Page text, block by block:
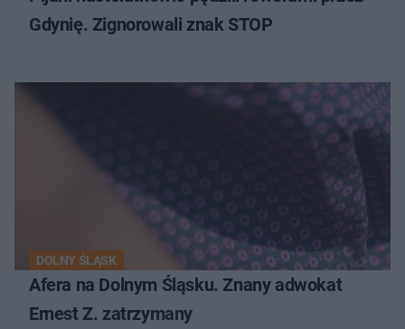
Gdynię. Zignorowali znak STOP
DOLNY ŚLĄSK
Afera na Dolnym Śląsku. Znany adwokat
Ernest Z. zatrzymany